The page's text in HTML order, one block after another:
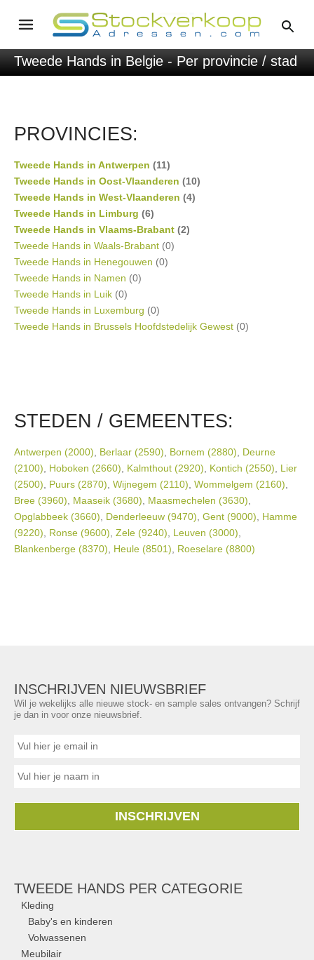
Tweede Hands in Belgie - Per provincie / stad
PROVINCIES:
Tweede Hands in Antwerpen (11)
Tweede Hands in Oost-Vlaanderen (10)
Tweede Hands in West-Vlaanderen (4)
Tweede Hands in Limburg (6)
Tweede Hands in Vlaams-Brabant (2)
Tweede Hands in Waals-Brabant (0)
Tweede Hands in Henegouwen (0)
Tweede Hands in Namen (0)
Tweede Hands in Luik (0)
Tweede Hands in Luxemburg (0)
Tweede Hands in Brussels Hoofdstedelijk Gewest (0)
STEDEN / GEMEENTES:
Antwerpen (2000) Berlaar (2590) Bornem (2880)
Deurne
(2100)
Hoboken (2660) Kalmthout (2920) Kontich (2550)
Lier
(2500)
Puurs (2870) Wijnegem (2110) Wommelgem (2160)
Bree (3960)
Maaseik (3680) Maasmechelen (3630)
Opglabbeek (3660)
Denderleeuw (9470) Gent (9000)
Hamme
(9220)
Ronse (9600) Zele (9240) Leuven (3000)
Blankenberge (8370)
Heule (8501) Roeselare (8800)
INSCHRIJVEN NIEUWSBRIEF
Wil je wekelijks alle nieuwe stock- en sample sales ontvangen? Schrijf
je dan in voor onze nieuwsbrief.
INSCHRIJVEN
TWEEDE HANDS PER CATEGORIE
Kleding
Baby's en kinderen
Volwassenen
Meubilair